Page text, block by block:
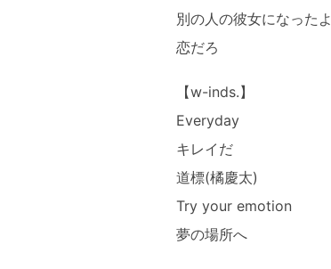
別の人の彼女になったよ
恋だろ
【w-inds.】
Everyday
キレイだ
道標(橘慶太)
Try your emotion
夢の場所へ